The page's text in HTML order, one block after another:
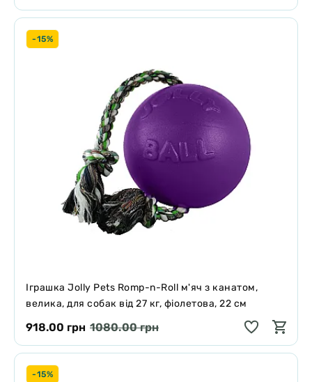
-15%
Іграшка Jolly Pets Romp-n-Roll м'яч з канатом,
велика, для собак від 27 кг, фіолетова, 22 см
918.00 грн 1080.00 грн
-15%